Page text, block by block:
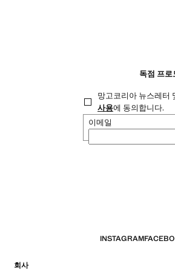
독점 프로
망고코리아 뉴스레터
사용에 동의합니다.
이메일
INSTAGRAM
회사